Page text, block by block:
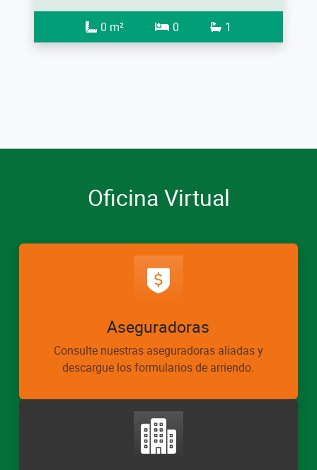
0 m² 0 1
Oficina Virtual
Aseguradoras
Consulte nuestras aseguradoras aliadas y
descargue los formularios de arriendo.